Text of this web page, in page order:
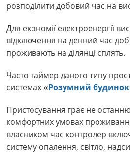
розподілити добовий час на
Для економії електроенергії
відключення на денний час
проживають на ділянці сплять.
Часто таймер даного типу
системах«Розумний будинок
Пристосування грає не
комфортних умовах
власником час контролер
систему опалення, світло,